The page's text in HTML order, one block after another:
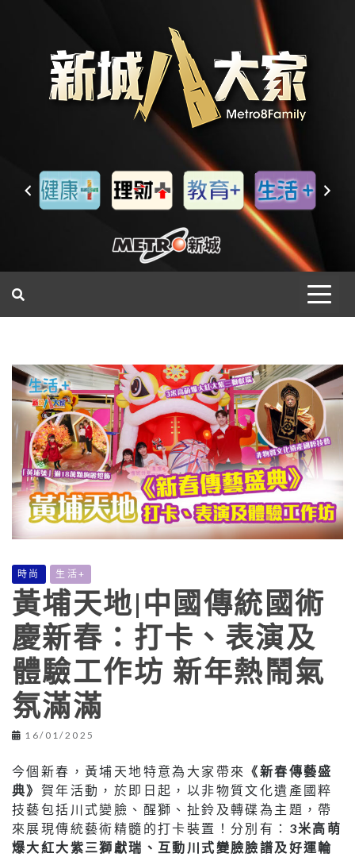
時尚 生活+
黃埔天地|中國傳統國術
慶新春：打卡、表演及
體驗工作坊 新年熱鬧氣
氛滿滿
16/01/2025
今個新春，黃埔天地特意為大家帶來 《新春傳藝盛
典》 賀年活動，於即日起，以非物質文化遺產國粹
技藝包括川式變臉、醒獅、扯鈴及轉碟為主題，帶
來展現傳統藝術精髓的打卡裝置！分別有： 3米高萌
爆大紅大紫三獅獻瑞、互動川式變臉臉譜及好運輪